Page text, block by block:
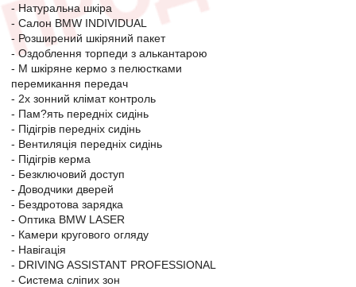
- Натуральна шкіра
- Салон BMW INDIVIDUAL
- Розширений шкіряний пакет
- Оздоблення торпеди з алькантарою
- М шкіряне кермо з пелюстками
перемикання передач
- 2х зонний клімат контроль
- Пам?ять передніх сидінь
- Підігрів передніх сидінь
- Вентиляція передніх сидінь
- Підігрів керма
- Безключовий доступ
- Доводчики дверей
- Бездротова зарядка
- Оптика BMW LASER
- Камери кругового огляду
- Навігація
- DRIVING ASSISTANT PROFESSIONAL
- Система сліпих зон